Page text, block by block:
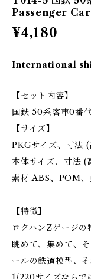
Passenger
¥4,180
International
【セット内容】
国鉄 50系客車0番
【サイズ】
PKGサイズ、寸法
本体サイズ、寸法 (
素材 ABS、POM、
【特徴】
ロクハンZゲージの
眺めて、集めて、
ールの鉄道模型、